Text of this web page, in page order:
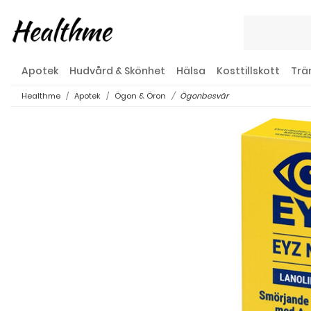
Apotek Hudvård & Skönhet Hälsa Kosttillskott
Healthme Apotek Ögon & Öron Ögonbesvär